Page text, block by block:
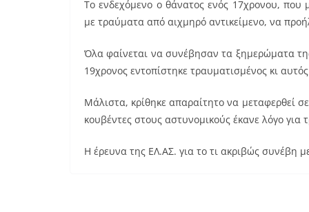
c
b
o
o
k
ai er
e
st
Το ενδεχόμενο ο θάνατος ενός 17χρονου, που
με τραύματα από αιχμηρό αντικείμενο, να
Όλα φαίνεται να συνέβησαν τα ξημερώματα
19χρονος εντοπίστηκε τραυματισμένος κι
Μάλιστα, κρίθηκε απαραίτητο να μεταφερθεί
κουβέντες στους αστυνομικούς έκανε λόγο
Η έρευνα της ΕΛ.ΑΣ. για το τι ακριβώς συνέβη